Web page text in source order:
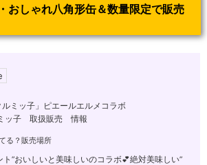
・おしゃれ八角形缶＆数量限定で販売
ルミッ子」ピエールエルメコラボ
ッ子 取扱販売 情報
る？販売場所
ト”おいしいと美味しいのコラボ💕絶対美味しい”